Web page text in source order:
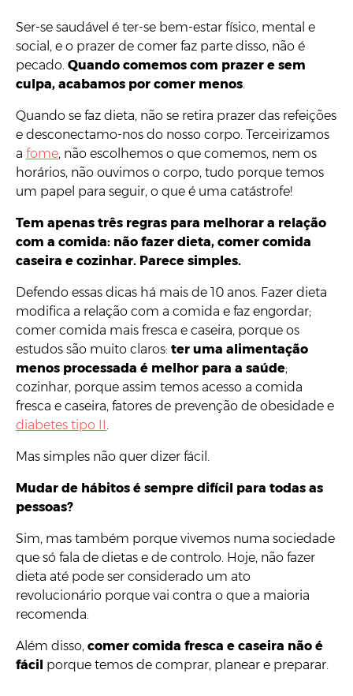
Ser-se saudável é ter-se bem-estar físico, mental e
social, e o prazer de comer faz parte disso, não é
pecado. Quando comemos com prazer e sem
culpa, acabamos por comer menos
Quando se faz dieta, não se retira prazer das refeições
e desconectamo-nos do nosso corpo. Terceirizamos
a fome, não escolhemos o que comemos, nem os
horários, não ouvimos o corpo, tudo porque temos
um papel para seguir, o que é uma catástrofe!
Tem apenas três regras para melhorar a relação
com a comida: não fazer dieta, comer comida
caseira e cozinhar. Parece simples.
Defendo essas dicas há mais de 10 anos. Fazer dieta
modifica a relação com a comida e faz engordar;
comer comida mais fresca e caseira, porque os
estudos são muito claros: ter uma alimentação
menos processada é melhor para a saúde;
cozinhar, porque assim temos acesso a comida
fresca e caseira, fatores de prevenção de obesidade e
diabetes tipo II
Mas simples não quer dizer fácil.
Mudar de hábitos é sempre difícil para todas as
pessoas?
Sim, mas também porque vivemos numa sociedade
que só fala de dietas e de controlo. Hoje, não fazer
dieta até pode ser considerado um ato
revolucionário porque vai contra o que a maioria
recomenda.
Além disso, comer comida fresca e caseira não é
fácil porque temos de comprar, planear e preparar.